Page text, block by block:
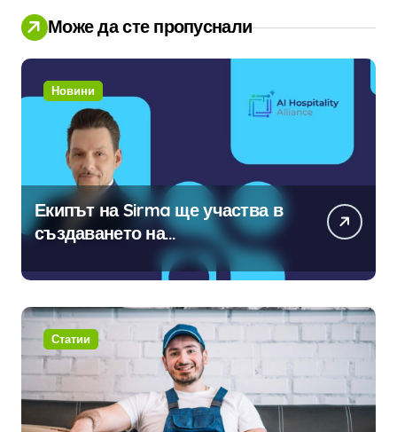
Може да сте пропуснали
Новини
Екипът на Sirma ще участва в
създаването на
международните стандарти за
навлизане на изкуствен
интелект в хотелиерството
Статии